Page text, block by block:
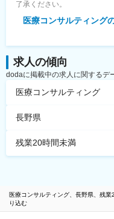
了承ください。
医療コンサルティング
求人の傾向
dodaに掲載中の求人に関するデ
医療コンサルティング
長野県
残業20時間未満
医療コンサルティング、長野県、残
り込む